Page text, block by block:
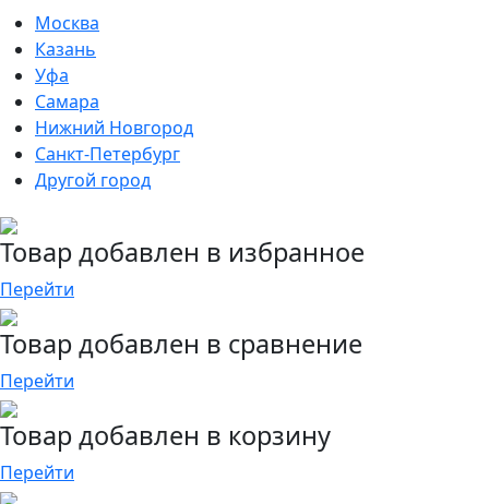
Москва
Казань
Уфа
Самара
Нижний Новгород
Санкт-Петербург
Другой город
Товар добавлен в избранное
Перейти
Товар добавлен в сравнение
Перейти
Товар добавлен в корзину
Перейти